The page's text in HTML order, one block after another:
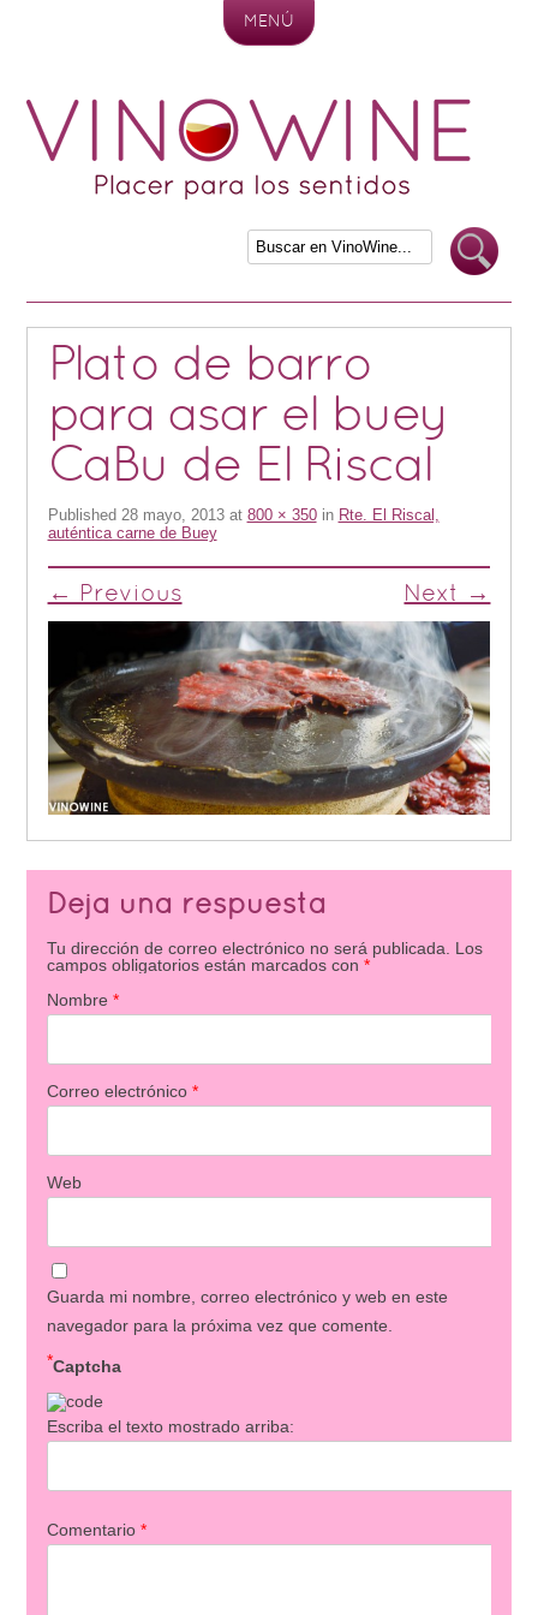
MENÚ
Plato de barro
para asar el buey
CaBu de El Riscal
Published 28 mayo, 2013at 800 × 350in Rte. El Riscal,
auténtica carne de Buey
← Previous Next →
Deja una respuesta
Tu dirección de correo electrónico no será publicada.
Los
campos obligatorios están marcados con *
Nombre *
Correo electrónico *
Web
Guarda mi nombre, correo electrónico y web en este
navegador para la próxima vez que comente.
Captcha
*
Escriba el texto mostrado arriba:
Comentario *